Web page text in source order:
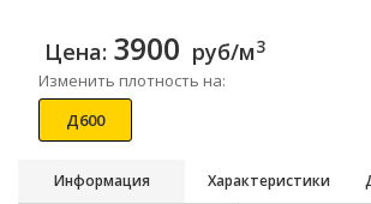
Цена: 3900 руб/м3
Изменить плотность на:
Д600
Информация Характеристики